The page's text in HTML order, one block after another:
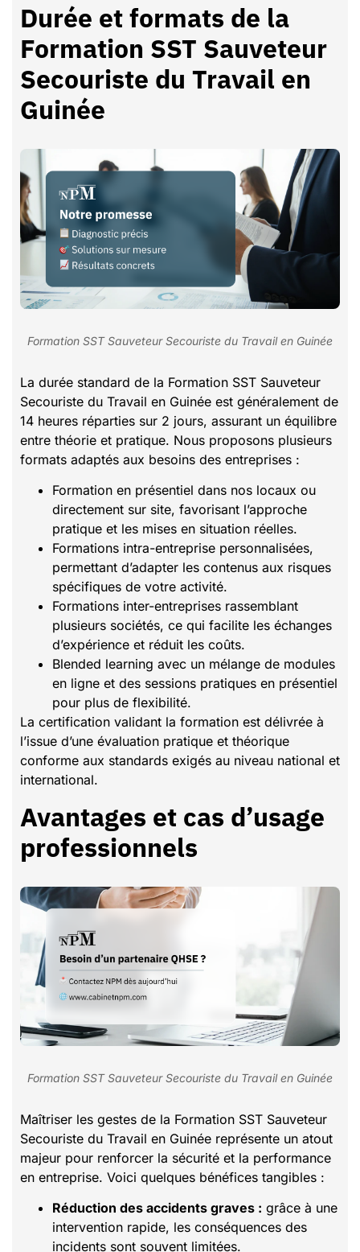
Durée et formats de la
Formation SST Sauveteur
Secouriste du Travail en
Guinée
Formation SST Sauveteur Secouriste du Travail en Guinée
La durée standard de la Formation SST Sauveteur
Secouriste du Travail en Guinée est généralement de
14 heures réparties sur 2 jours, assurant un équilibre
entre théorie et pratique. Nous proposons plusieurs
formats adaptés aux besoins des entreprises :
Formation en présentiel dans nos locaux ou
directement sur site, favorisant l’approche
pratique et les mises en situation réelles.
Formations intra-entreprise personnalisées,
permettant d’adapter les contenus aux risques
spécifiques de votre activité.
Formations inter-entreprises rassemblant
plusieurs sociétés, ce qui facilite les échanges
d’expérience et réduit les coûts.
Blended learning avec un mélange de modules
en ligne et des sessions pratiques en présentiel
pour plus de flexibilité.
La certification validant la formation est délivrée à
l’issue d’une évaluation pratique et théorique
conforme aux standards exigés au niveau national et
international.
Avantages et cas d’usage
professionnels
Formation SST Sauveteur Secouriste du Travail en Guinée
Maîtriser les gestes de la Formation SST Sauveteur
Secouriste du Travail en Guinée représente un atout
majeur pour renforcer la sécurité et la performance
en entreprise. Voici quelques bénéfices tangibles :
Réduction des accidents graves : grâce à une
intervention rapide, les conséquences des
incidents sont souvent limitées.